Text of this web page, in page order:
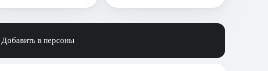
Добавить в персоны